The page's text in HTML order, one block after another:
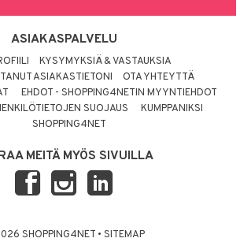
ASIAKASPALVELU
KYSYMYKSIÄ & VASTAUKSIA
ASIAKASTIETONI
OTA YHTEYTTÄ
EHDOT - SHOPPING4NETIN MYYNTIEHDOT
SUOJAUS
KUMPPANIKSI
SHOPPING4NET
MEITÄ MYÖS SIVUILLA
SHOPPING4NET • SITEMAP